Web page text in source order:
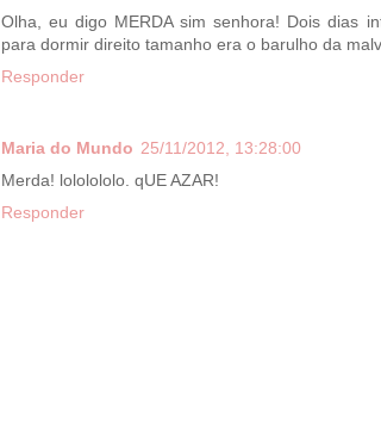
Olha, eu digo MERDA sim senhora! Dois dias
para dormir direito tamanho era o barulho da
Responder
Maria do Mundo 25/11/2012, 13:28:00
Merda! lololololo. qUE AZAR!
Responder